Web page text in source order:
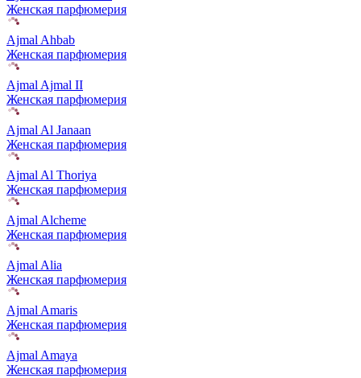
Женская парфюмерия
Ajmal Ahbab
Женская парфюмерия
Ajmal Ajmal II
Женская парфюмерия
Ajmal Al Janaan
Женская парфюмерия
Ajmal Al Thoriya
Женская парфюмерия
Ajmal Alcheme
Женская парфюмерия
Ajmal Alia
Женская парфюмерия
Ajmal Amaris
Женская парфюмерия
Ajmal Amaya
Женская парфюмерия